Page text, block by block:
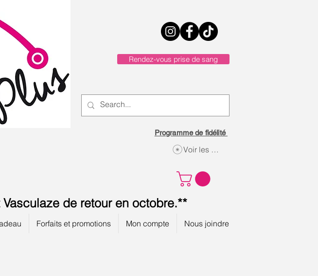
Rendez-vous prise de sang
Programme de fidélité
Voir les points
de retour en octobre.**
Forfaits et promotions Mon compte Nous joindre